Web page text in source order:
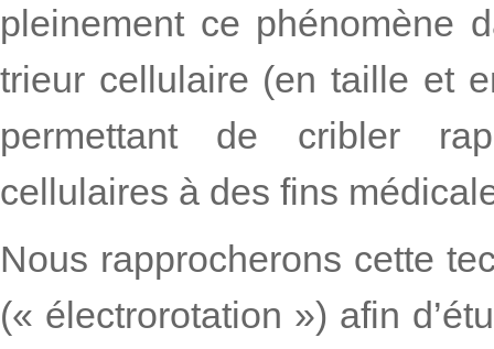
pleinement ce phénomène
trieur cellulaire (en taille et
permettant de cribler
cellulaires à des fins
Nous rapprocherons cette
(« électrorotation ») afin